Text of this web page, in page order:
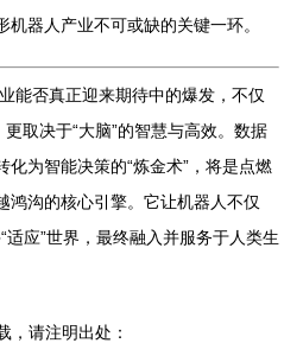
器人产业不可或缺的关键一环。
能否真正迎来期待中的爆发，不仅
取决于“大脑”的智慧与高效。数据
为智能决策的“炼金术”，将是点燃
鸿沟的核心引擎。它让机器人不仅
适应”世界，最终融入并服务于人类生
，请注明出处：